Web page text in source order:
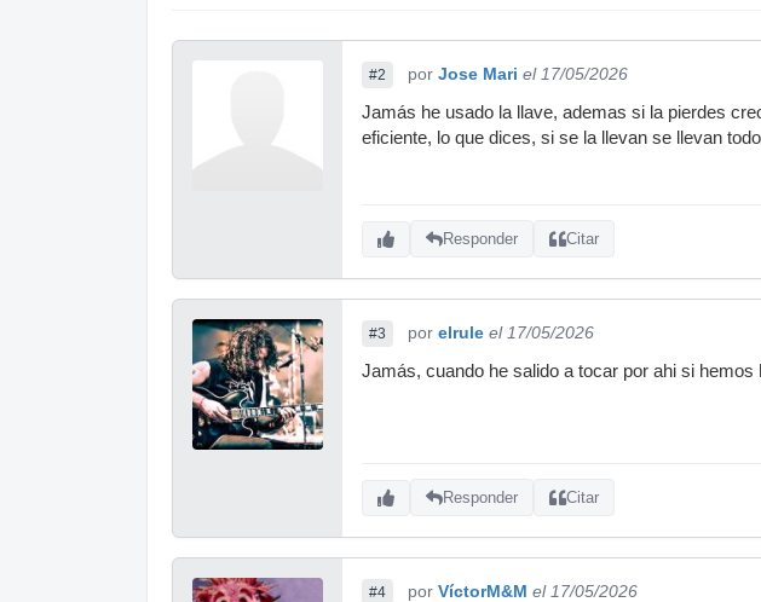
#2 por Jose Mari el 17/05/2026
Jamás he usado la llave, ademas si la pierdes
eficiente, lo que dices, si se la llevan se llevan
Responder Citar
#3 por elrule el 17/05/2026
Jamás, cuando he salido a tocar por ahi si
Responder Citar
#4 por VíctorM&M el 17/05/2026